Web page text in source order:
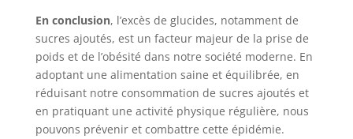
En conclusion, l’excès de glucides, notamment de
sucres ajoutés, est un facteur majeur de la prise de
poids et de l’obésité dans notre société moderne. En
adoptant une alimentation saine et équilibrée, en
réduisant notre consommation de sucres ajoutés et
en pratiquant une activité physique régulière, nous
pouvons prévenir et combattre cette épidémie.